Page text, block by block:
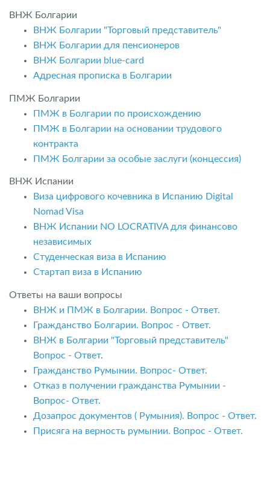
ВНЖ Болгарии
ВНЖ Болгарии "Торговый представитель"
ВНЖ Болгарии для пенсионеров
ВНЖ Болгарии blue-card
Адресная прописка в Болгарии
ПМЖ Болгарии
ПМЖ в Болгарии по происхождению
ПМЖ в Болгарии на основании трудового
контракта
ПМЖ Болгарии за особые заслуги (концессия)
ВНЖ Испании
Виза цифрового кочевника в Испанию Digital
Nomad Visa
ВНЖ Испании NO LOCRATIVA для финансово
независимых
Студенческая виза в Испанию
Стартап виза в Испанию
Ответы на ваши вопросы
ВНЖ и ПМЖ в Болгарии. Вопрос - Ответ.
Гражданство Болгарии. Вопрос - Ответ.
ВНЖ в Болгарии "Торговый представитель"
Вопрос - Ответ.
Гражданство Румынии. Вопрос- Ответ.
Отказ в получении гражданства Румынии -
Вопрос- Ответ.
Дозапрос документов ( Румыния). Вопрос - Ответ.
Присяга на верность румынии. Вопрос - Ответ.